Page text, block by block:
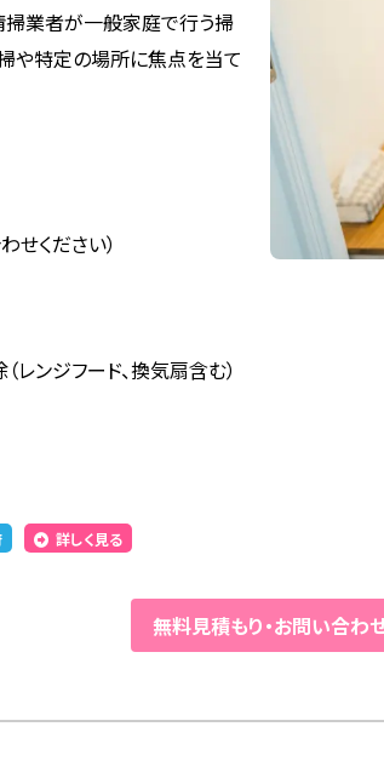
掃業者が一般家庭で行う掃
や特定の場所に焦点を当て
せください）
レンジフード、換気扇含む）
詳しく見る
無料見積もり・お問い合わ